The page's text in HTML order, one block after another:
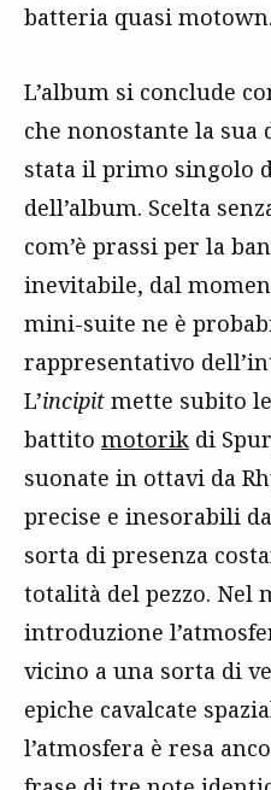
batteria quasi motown.
L’album si conclude
che nonostante la
stata il primo singolo
dell’album. Scelta
com’è prassi per la
inevitabile, dal
mini-suite ne è
rappresentativo
L’incipit mette subito
battito motorik di
suonate in ottavi da
precise e inesorabili
sorta di presenza
totalità del pezzo. Nel
introduzione
vicino a una sorta di
epiche cavalcate
l’atmosfera è resa